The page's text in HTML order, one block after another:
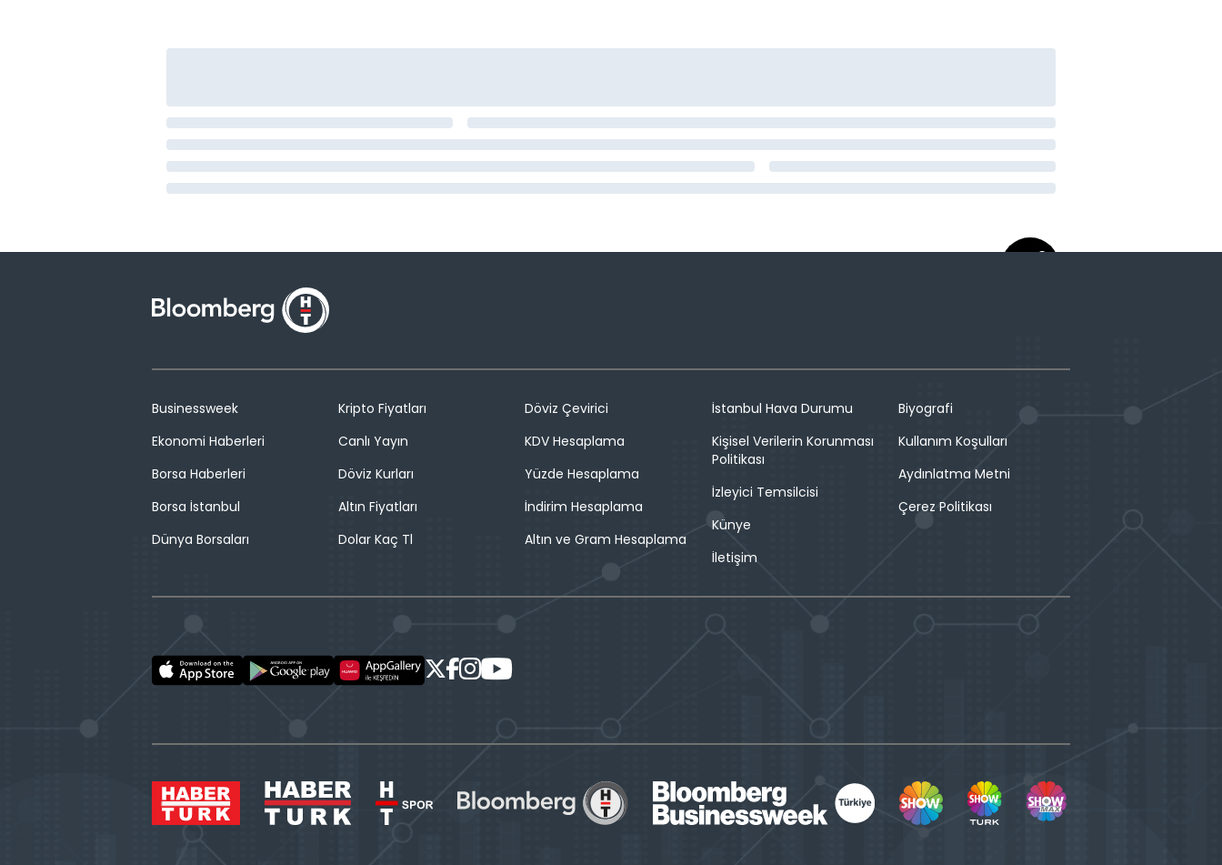
Businessweek
Ekonomi Haberleri
Borsa Haberleri
Borsa İstanbul
Dünya Borsaları
Kripto Fiyatları
Canlı Yayın
Döviz Kurları
Altın Fiyatları
Dolar Kaç Tl
Döviz Çevirici
KDV Hesaplama
Yüzde Hesaplama
İndirim Hesaplama
Altın ve Gram Hesaplama
İstanbul Hava Durumu
Kişisel Verilerin Korunması
Politikası
İzleyici Temsilcisi
Künye
İletişim
Biyografi
Kullanım Koşulları
Aydınlatma Metni
Çerez Politikası